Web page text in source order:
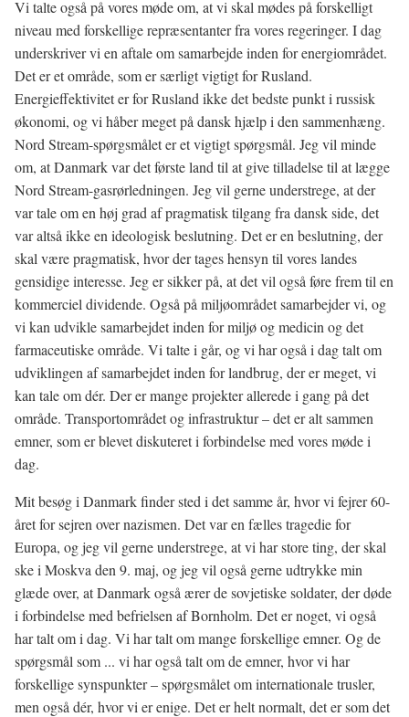
Vi talte også på vores møde om, at vi skal mødes på forskelligt
niveau med forskellige repræsentanter fra vores regeringer. I dag
underskriver vi en aftale om samarbejde inden for energiområdet.
Det er et område, som er særligt vigtigt for Rusland.
Energieffektivitet er for Rusland ikke det bedste punkt i russisk
økonomi, og vi håber meget på dansk hjælp i den sammenhæng.
Nord Stream-spørgsmålet er et vigtigt spørgsmål. Jeg vil minde
om, at Danmark var det første land til at give tilladelse til at lægge
Nord Stream-gasrørledningen. Jeg vil gerne understrege, at der
var tale om en høj grad af pragmatisk tilgang fra dansk side, det
var altså ikke en ideologisk beslutning. Det er en beslutning, der
skal være pragmatisk, hvor der tages hensyn til vores landes
gensidige interesse. Jeg er sikker på, at det vil også føre frem til en
kommerciel dividende. Også på miljøområdet samarbejder vi, og
vi kan udvikle samarbejdet inden for miljø og medicin og det
farmaceutiske område. Vi talte i går, og vi har også i dag talt om
udviklingen af samarbejdet inden for landbrug, der er meget, vi
kan tale om dér. Der er mange projekter allerede i gang på det
område. Transportområdet og infrastruktur – det er alt sammen
emner, som er blevet diskuteret i forbindelse med vores møde i
dag.
Mit besøg i Danmark finder sted i det samme år, hvor vi fejrer 60-
året for sejren over nazismen. Det var en fælles tragedie for
Europa, og jeg vil gerne understrege, at vi har store ting, der skal
ske i Moskva den 9. maj, og jeg vil også gerne udtrykke min
glæde over, at Danmark også ærer de sovjetiske soldater, der døde
i forbindelse med befrielsen af Bornholm. Det er noget, vi også
har talt om i dag. Vi har talt om mange forskellige emner. Og de
spørgsmål som ... vi har også talt om de emner, hvor vi har
forskellige synspunkter – spørgsmålet om internationale trusler,
men også dér, hvor vi er enige. Det er helt normalt, det er som det